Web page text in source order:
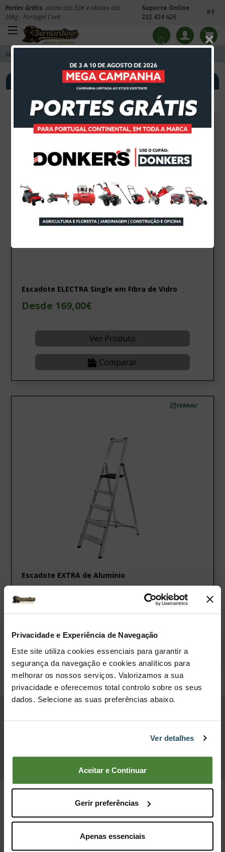
Privacidade e Experiência de Navegação
Este site utiliza cookies essenciais para garantir a
segurança da navegação e cookies analíticos para
melhorar os nossos serviços. Valorizamos a sua
privacidade e oferecemos total controlo sobre os seus
dados. Selecione as suas preferências abaixo.
Ver detalhes
Aceitar e Continuar
Gerir preferências
Apenas essenciais
Portes Grátis acima dos 50€ e abaixo dos
30kg - Portugal Cont.
Suporte Online
232 424 626
PT
Home
Filtros Ordenar por
Escadote ELECTRA Single em Fibra de Vidro
Desde 169,00€
Ver Produto
Comparar
Escadote EXTRA de Alumínio
Comparar
×